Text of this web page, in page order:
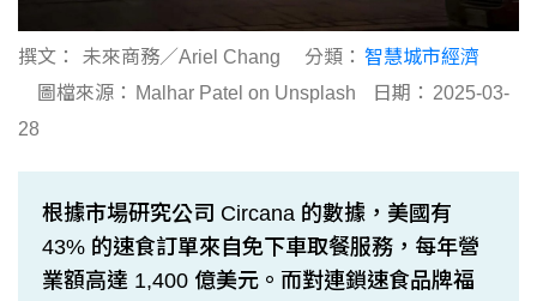
撰文： 未來商務／Ariel Chang 分類： 智慧城市經濟
圖檔來源：
Malhar Patel on Unsplash 日期： 2025-03-
28
根據市場研究公司 Circana 的數據，美國有
43% 的速食訂單來自免下車取餐服務，每年營
業額高達 1,400 億美元。而對連鎖速食品牌福